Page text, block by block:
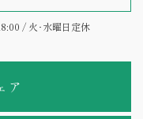
/ 火･水曜日定休
ア